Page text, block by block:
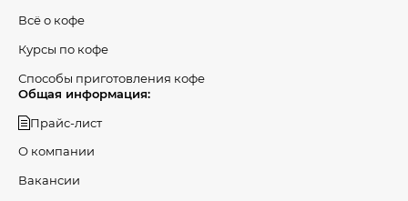
Всё о кофе
Курсы по кофе
Способы приготовления кофе
Общая информация:
Прайс-лист
О компании
Вакансии